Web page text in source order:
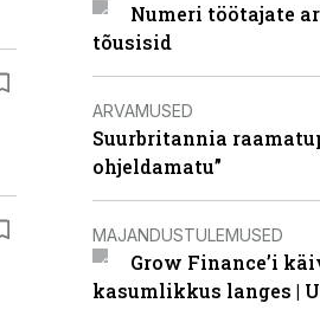
Numeri töötajate
tõusisid
ARVAMUSED
Suurbritannia
ohjeldamatu”
MAJANDUSTULEMUSED
Grow Finance’i
kasumlikkus langes |